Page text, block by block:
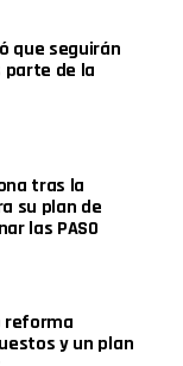
que seguirán
parte de la
tras la
su plan de
las PASO
reforma
y un plan